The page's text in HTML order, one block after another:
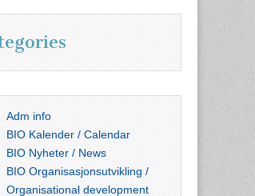
Adm info
BIO Kalender / Calendar
BIO Nyheter / News
BIO Organisasjonsutvikling /
Organisational development